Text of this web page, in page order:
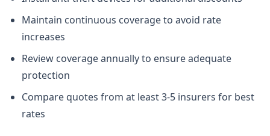
Maintain continuous coverage to avoid rate
increases
Review coverage annually to ensure adequate
protection
Compare quotes from at least 3-5 insurers for best
rates